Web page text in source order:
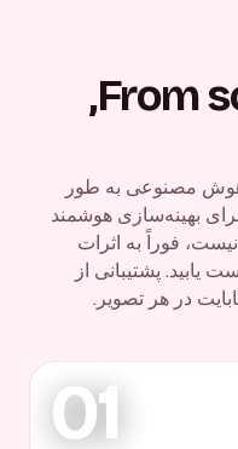
From
هوش مصنوعی به طور
بهینه‌سازی هوشمند
فوراً به اثرات
پشتیبانی از
01